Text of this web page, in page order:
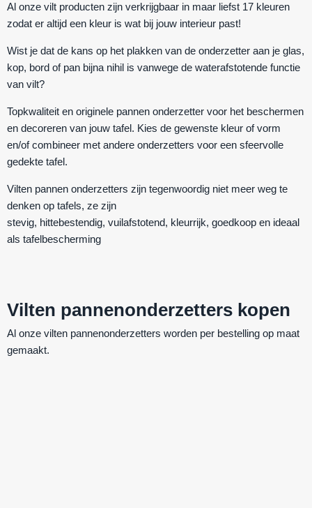
Al onze vilt producten zijn verkrijgbaar in maar liefst 17 kleuren
zodat er altijd een kleur is wat bij jouw interieur past!
Wist je dat de kans op het plakken van de onderzetter aan je glas,
kop, bord of pan bijna nihil is vanwege de waterafstotende functie
van vilt?
Topkwaliteit en originele pannen onderzetter voor het beschermen
en decoreren van jouw tafel. Kies de gewenste kleur of vorm
en/of combineer met andere onderzetters voor een sfeervolle
gedekte tafel.
Vilten pannen onderzetters zijn tegenwoordig niet meer weg te
denken op tafels, ze zijn
stevig, hittebestendig, vuilafstotend, kleurrijk, goedkoop en ideaal
als tafelbescherming
Vilten pannenonderzetters kopen
Al onze vilten pannenonderzetters worden per bestelling op maat
gemaakt.